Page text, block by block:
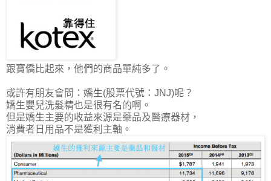
跟寶僑比起來，他們的商品單純多了。
或許有朋友會問：嬌生(股票代號：JNJ)呢？
嬌生嬰兒洗髮精也是很有名的啊。
但是嬌生主要的收益來源是藥品及醫療器材 ，
消費者日用品不是獲利主軸。